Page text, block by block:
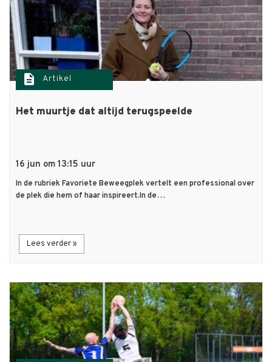
description Artikel
Het muurtje dat altijd terugspeelde
16 jun om 13:15 uur
In de rubriek Favoriete Beweegplek vertelt een professional over
de plek die hem of haar inspireert.In de…
Lees verder »